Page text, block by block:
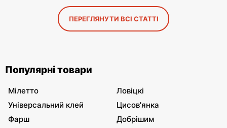
ПЕРЕГЛЯНУТИ ВСІ СТАТТІ
Популярні товари
Мілетто
Ловіцкі
Універсальний клей
Цисов'янка
Фарш
Добрішим